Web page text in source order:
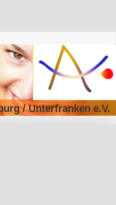
/ Unterfranken e.V.